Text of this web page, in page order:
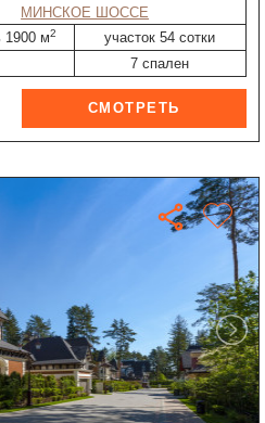
МИНСКОЕ ШОССЕ
1900 м2
участок 54 сотки
7 спален